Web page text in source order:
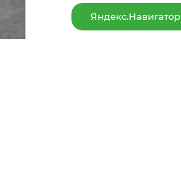
Яндекс.Навигатор